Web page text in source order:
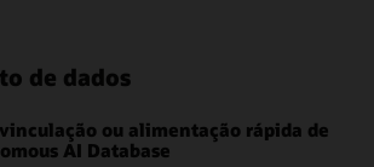
de dados
ou alimentação rápida de
AI Database